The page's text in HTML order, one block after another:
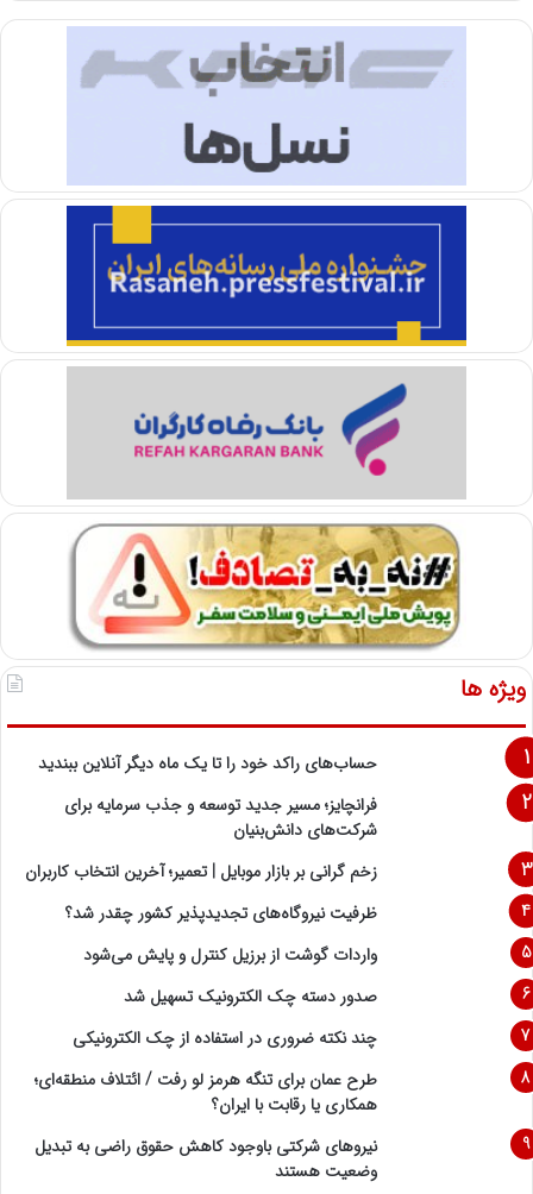
ویژه ها
حساب‌های راکد خود را تا یک ماه دیگر آنلاین ببندید
فرانچایز؛ مسیر جدید توسعه و جذب سرمایه برای
شرکت‌های دانش‌بنیان
زخم گرانی بر بازار موبایل | تعمیر؛ آخرین انتخاب کاربران
ظرفیت نیروگاه‌های تجدیدپذیر کشور چقدر شد؟
واردات گوشت از برزیل کنترل و پایش می‌شود
صدور دسته چک الکترونیک تسهیل شد
چند نکته ضروری در استفاده از چک الکترونیکی
طرح عمان برای تنگه هرمز لو رفت / ائتلاف منطقه‌ای؛
همکاری یا رقابت با ایران؟
نیروهای شرکتی باوجود کاهش حقوق راضی به تبدیل
وضعیت هستند